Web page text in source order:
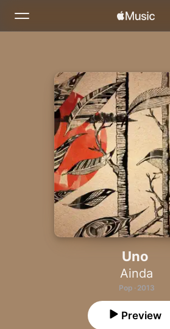
Home
Install Apple Music
Uno
Ainda
Pop · 2013
Preview